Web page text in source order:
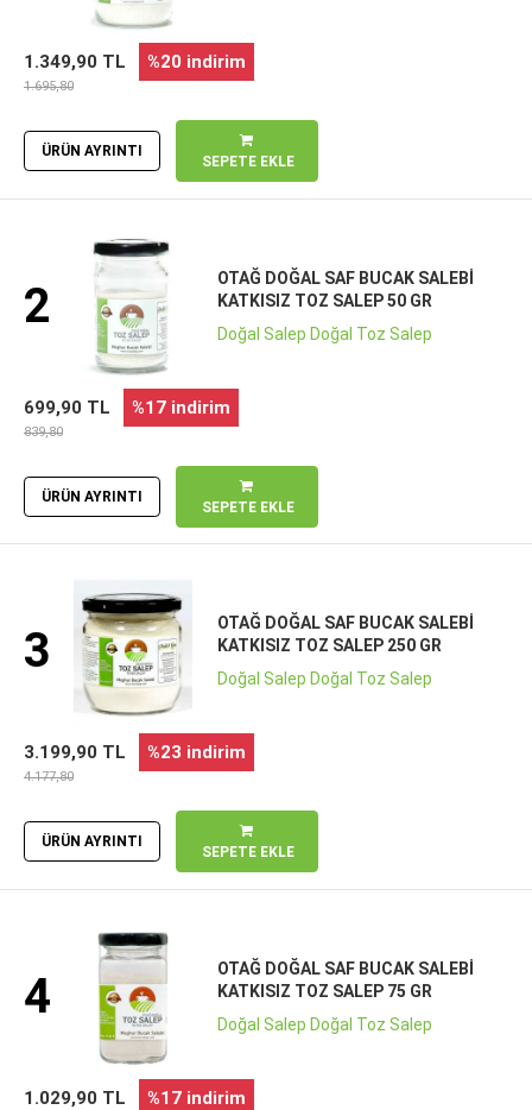
1.349,90 TL %20 indirim
1.695,80
ÜRÜN AYRINTI
SEPETE EKLE
2
OTAĞ DOĞAL SAF BUCAK SALEBI
KATKISIZ TOZ SALEP 50 GR
Doğal Salep Doğal Toz Salep
699,90 TL %17 indirim
839,80
ÜRÜN AYRINTI
SEPETE EKLE
3
OTAĞ DOĞAL SAF BUCAK SALEBI
KATKISIZ TOZ SALEP 250 GR
Doğal Salep Doğal Toz Salep
3.199,90 TL %23 indirim
4.177,80
ÜRÜN AYRINTI
SEPETE EKLE
4
OTAĞ DOĞAL SAF BUCAK SALEBI
KATKISIZ TOZ SALEP 75 GR
Doğal Salep Doğal Toz Salep
1.029,90 TL %17 indirim